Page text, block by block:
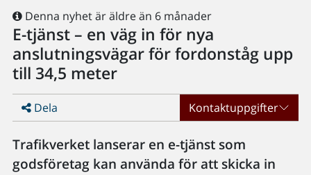
Denna nyhet är äldre än 6 månader
E-tjänst – en väg in för nya
anslutningsvägar för fordonståg upp
till 34,5 meter
Dela Kontaktuppgifter
Trafikverket lanserar en e-tjänst som
godsföretag kan använda för att skicka in